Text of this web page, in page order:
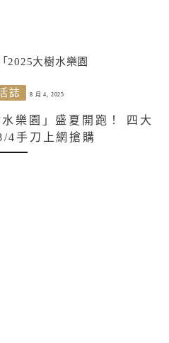
誌 8 月 4, 2025
樂園」盛夏開跑！ 四大
4手刀上網搶購